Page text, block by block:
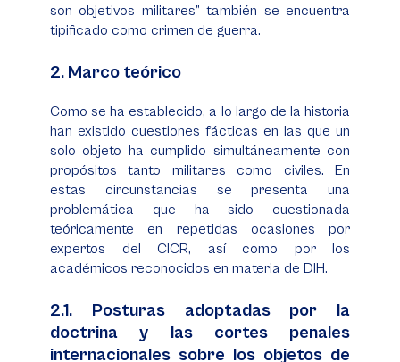
son objetivos militares” también se encuentra
tipificado como crimen de guerra.
2. Marco teórico
Como se ha establecido, a lo largo de la historia
han existido cuestiones fácticas en las que un
solo objeto ha cumplido simultáneamente con
propósitos tanto militares como civiles. En
estas circunstancias se presenta una
problemática que ha sido cuestionada
teóricamente en repetidas ocasiones por
expertos del CICR, así como por los
académicos reconocidos en materia de DIH.
2.1. Posturas adoptadas por la
doctrina y las cortes penales
internacionales sobre los objetos de